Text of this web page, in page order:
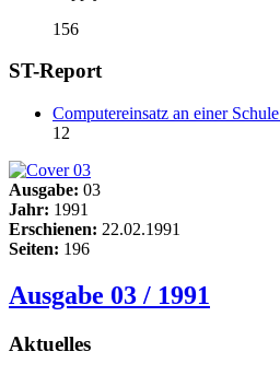
156
ST-Report
Computereinsatz an einer
12
Ausgabe: 03
Jahr: 1991
Erschienen: 22.02.1991
Seiten: 196
Ausgabe 03 / 1991
Aktuelles